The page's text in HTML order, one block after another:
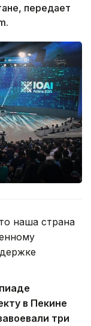
передает
наша страна
в Пекине
три